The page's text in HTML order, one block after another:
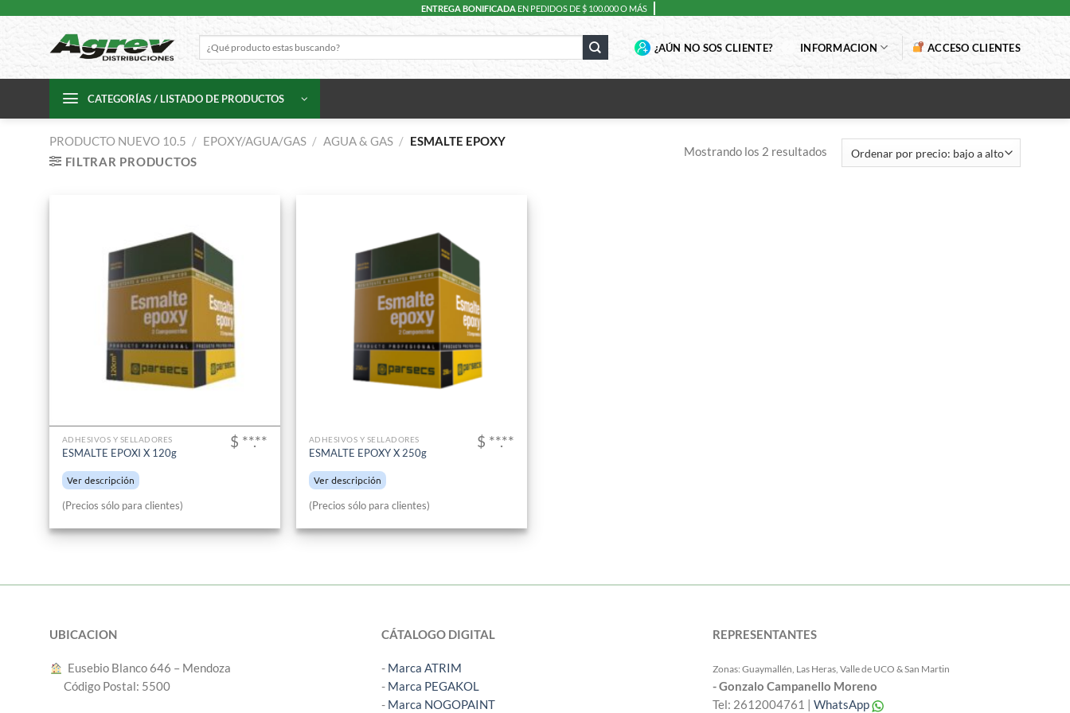
ENTREGA BONIFICADA EN PEDIDOS DE $ 100.000 O MÁS
por:
¿AÚN NO SOS CLIENTE? INFORMACION ACCESO CLIENTES
CATEGORÍAS / LISTADO DE PRODUCTOS
PRODUCTO NUEVO 10.5 / EPOXY/AGUA/GAS / AGUA & GAS / ESMALTE EPOXY
FILTRAR PRODUCTOS
Mostrando los 2 resultados
ADHESIVOS Y SELLADORES
ESMALTE EPOXI X 120g
Ver descripción
$ **.**
(Precios sólo para clientes)
ADHESIVOS Y SELLADORES
ESMALTE EPOXY X 250g
Ver descripción
$ **.**
(Precios sólo para clientes)
UBICACION
︎ Eusebio Blanco 646 – Mendoza
Código Postal: 5500
CÁTALOGO DIGITAL
- Marca ATRIM
- Marca PEGAKOL
- Marca NOGOPAINT
REPRESENTANTES
Zonas: Guaymallén, Las Heras, Valle de UCO & San Martin
- Gonzalo Campanello Moreno
Tel: 2612004761 |WhatsApp